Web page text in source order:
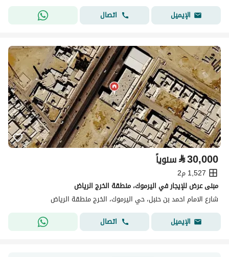
الإيميل
اتصال
⃁30,000 سنوياً
1,527 م2
مبنى عرض للإيجار في اليرموك، منطقة الخرج الرياض
شارع الامام احمد بن حنبل، حي اليرموك، الخرج منطقة الرياض
الإيميل
اتصال